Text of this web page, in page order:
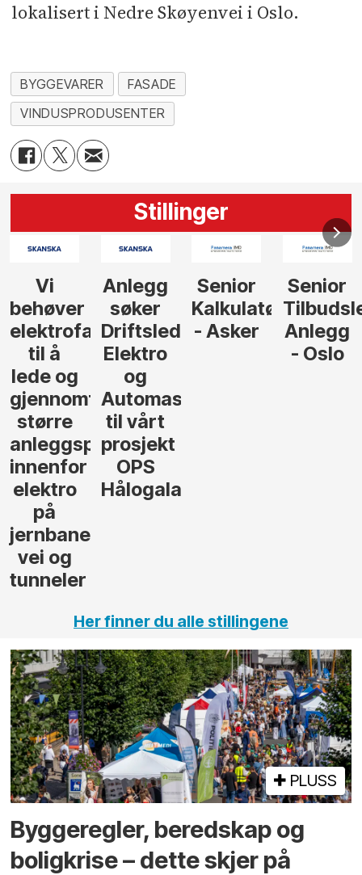
lokalisert i Nedre Skøyenvei i Oslo.
BYGGEVARER
FASADE
VINDUSPRODUSENTER
Stillinger
Senior
Kalkulatør
- Asker
Senior
Tilbudsleder
Anlegg
- Oslo
ingeniør
elektro,
Oslo
Her finner du alle stillingene
PLUSS
Bygge­regler, beredskap og
bolig­krise – dette skjer på